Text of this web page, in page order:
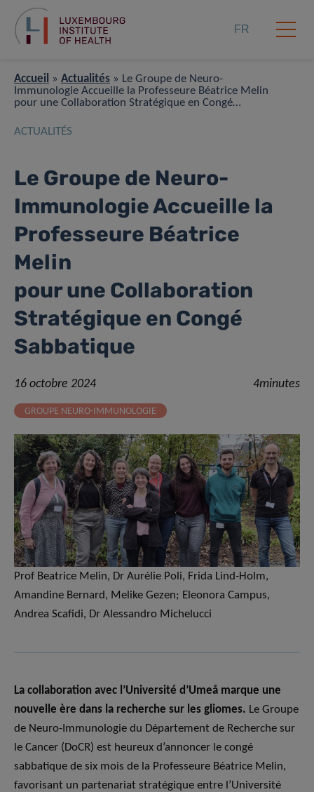
FR
Accueil » Actualités » Le Groupe de Neuro-
Immunologie Accueille la Professeure Béatrice Melin
pour une Collaboration Stratégique en Congé
ACTUALITÉS
Le Groupe de Neuro-
Immunologie Accueille la
Professeure Béatrice
Melin
pour une Collaboration
Stratégique en Congé
Sabbatique
16 octobre 2024 4minutes
GROUPE NEURO-IMMUNOLOGIE
Prof Beatrice Melin, Dr Aurélie Poli, Frida Lind-Holm,
Amandine Bernard, Melike Gezen; Eleonora Campus,
Andrea Scafidi, Dr Alessandro Michelucci
La collaboration avec l’Université d’Umeå marque une
nouvelle ère dans la recherche sur les gliomes. Le Groupe
de Neuro-Immunologie du Département de Recherche sur
le Cancer (DoCR) est heureux d’annoncer le congé
sabbatique de six mois de la Professeure Béatrice Melin,
favorisant un partenariat stratégique entre l’Université